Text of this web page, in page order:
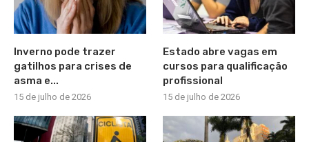
Inverno pode trazer
gatilhos para crises de
asma e...
15 de julho de 2026
Estado abre vagas em
cursos para qualificação
profissional
15 de julho de 2026